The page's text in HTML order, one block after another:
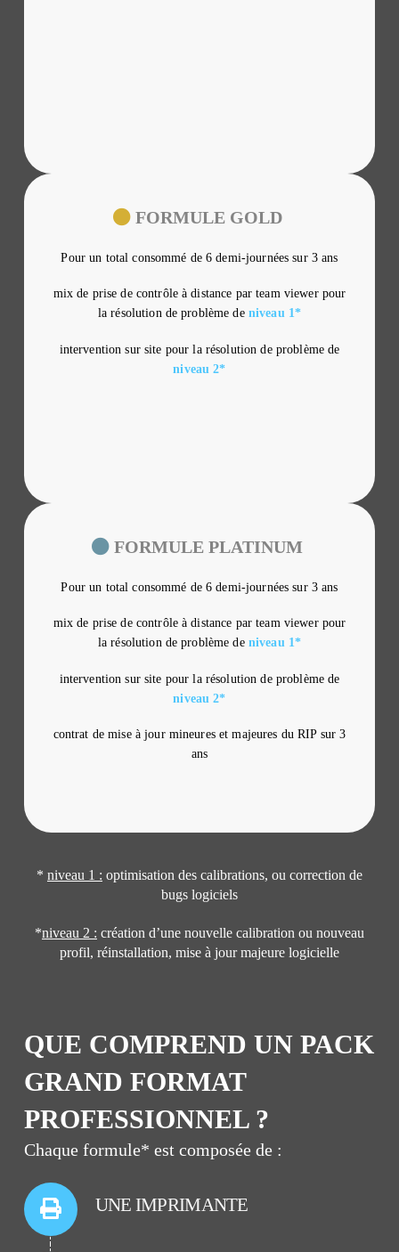
FORMULE GOLD
Pour un total consommé de 6 demi-journées sur 3 ans
mix de prise de contrôle à distance par team viewer pour
la résolution de problème de niveau 1*
intervention sur site pour la résolution de problème de
niveau 2*
FORMULE PLATINUM
Pour un total consommé de 6 demi-journées sur 3 ans
mix de prise de contrôle à distance par team viewer pour
la résolution de problème de niveau 1*
intervention sur site pour la résolution de problème de
niveau 2*
contrat de mise à jour mineures et majeures du RIP sur 3
ans
* niveau 1 : optimisation des calibrations, ou correction de
bugs logiciels
*niveau 2 : création d’une nouvelle calibration ou nouveau
profil, réinstallation, mise à jour majeure logicielle
QUE COMPREND UN PACK
GRAND FORMAT
PROFESSIONNEL ?
Chaque formule* est composée de :
UNE IMPRIMANTE